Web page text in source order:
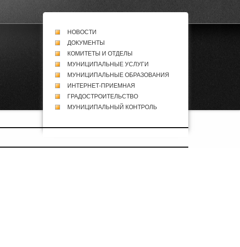
НОВОСТИ
ДОКУМЕНТЫ
КОМИТЕТЫ И ОТДЕЛЫ
МУНИЦИПАЛЬНЫЕ УСЛУГИ
МУНИЦИПАЛЬНЫЕ ОБРАЗОВАНИЯ
ИНТЕРНЕТ-ПРИЕМНАЯ
ГРАДОСТРОИТЕЛЬСТВО
МУНИЦИПАЛЬНЫЙ КОНТРОЛЬ